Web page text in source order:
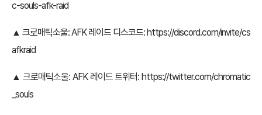
c-souls-afk-raid
▲ 크로매틱소울: AFK 레이드 디스코드: https://discord.com/invite/cs
afkraid
▲ 크로매틱소울: AFK 레이드 트위터: https://twitter.com/chromatic
_souls